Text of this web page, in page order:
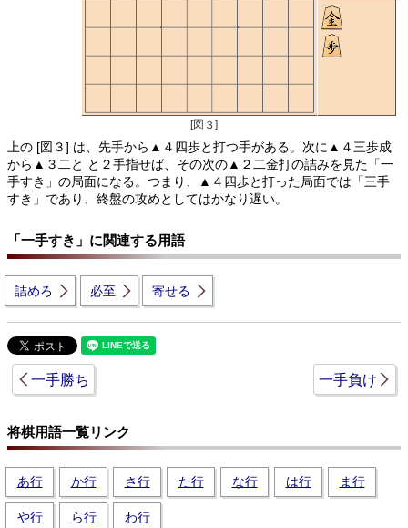
[図３]
上の [図３] は、先手から▲４四歩と打つ手がある。次に▲４三歩成
から▲３二と と２手指せば、その次の▲２二金打の詰みを見た「一
手すき」の局面になる。つまり、▲４四歩と打った局面では「三手
すき」であり、終盤の攻めとしてはかなり遅い。
「一手すき」に関連する用語
詰めろ 必至 寄せる
一手勝ち 一手負け
将棋用語一覧リンク
あ行 か行 さ行 た行 な行 は行 ま行
や行 ら行 わ行